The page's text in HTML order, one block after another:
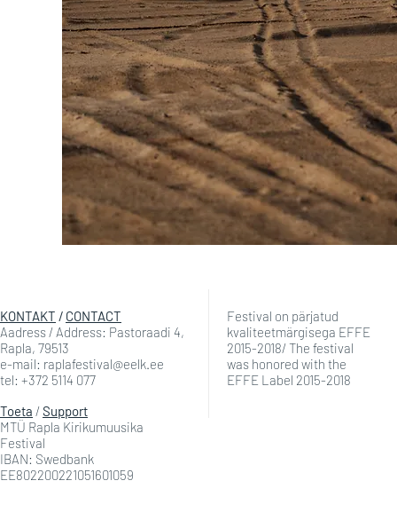
KONTAKT / CONTACT
Aadress / Address: Pastoraadi 4,
Rapla, 79513
e-mail: raplafestival@eelk.ee
tel: +372 5114 077
Toeta / Support
MTÜ Rapla Kirikumuusika
Festival
IBAN: Swedbank
EE802200221051601059
Festival on pärjatud
kvaliteetmärgisega EFFE
2015-2018/ The festival
was honored with the
EFFE Label 2015-2018